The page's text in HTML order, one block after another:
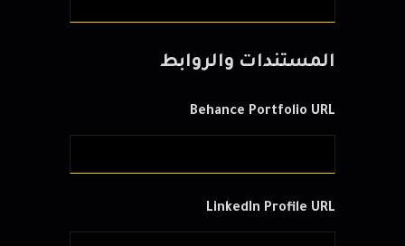
المستندات والروابط
Behance Portfolio URL
LinkedIn Profile URL